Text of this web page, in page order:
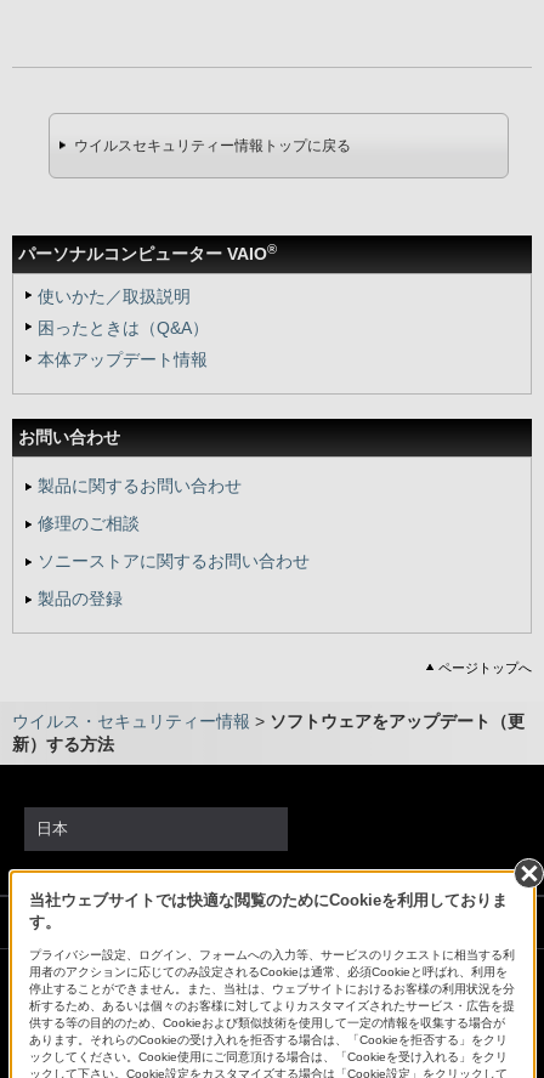
パーソナルコンピューター VAIO®
使いかた／取扱説明
困ったときは（Q&A）
本体アップデート情報
お問い合わせ
製品に関するお問い合わせ
修理のご相談
ソニーストアに関するお問い合わせ
製品の登録
ウイルスセキュリティー情報トップに戻る
ページトップへ
ウイルス・セキュリティー情報 > ソフトウェアをアップデート（更
新）する方法
当社ウェブサイトでは快適な閲覧のためにCookieを利用しておりま
す。
プライバシー設定、ログイン、フォームへの入力等、サービスのリクエストに相当する利
用者のアクションに応じてのみ設定されるCookieは通常、必須Cookieと呼ばれ、利用を
停止することができません。また、当社は、ウェブサイトにおけるお客様の利用状況を分
析するため、あるいは個々のお客様に対してよりカスタマイズされたサービス・広告を提
供する等の目的のため、Cookieおよび類似技術を使用して一定の情報を収集する場合が
あります。それらのCookieの受け入れを拒否する場合は、「Cookieを拒否する」をクリ
ックしてください。Cookie使用にご同意頂ける場合は、「Cookieを受け入れる」をクリ
ックして下さい。Cookie設定をカスタマイズする場合は「Cookie設定」をクリックして
日本
ソニーストアでのお買い物にあたって
会社情報 採用情報 特約店のご案内
ニュースリリース
環境情報
My Sony 利用規約